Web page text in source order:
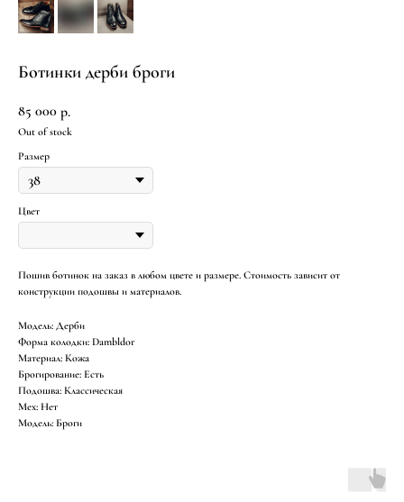
Ботинки дерби броги
85 000 р.
Out of stock
Размер
Цвет
Пошив ботинок на заказ в любом цвете и размере. Стоимость зависит от
конструкции подошвы и материалов.
Модель: Дерби
Форма колодки: Dambldor
Материал: Кожа
Брогирование: Есть
Подошва: Классическая
Мех: Нет
Модель: Броги